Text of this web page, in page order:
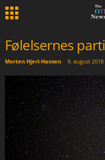
Følelsernes parti
Morten Hjerl-Hansen - 9. august 2018